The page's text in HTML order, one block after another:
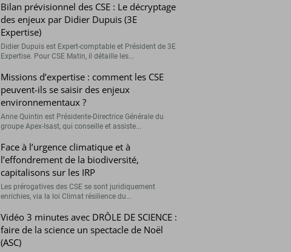
Bilan prévisionnel des CSE : Le décryptage
des enjeux par Didier Dupuis (3E
Expertise)
Didier Dupuis est Expert-comptable et Président de 3E
Expertise. Pour CSE Matin, il détaille les...
Missions d’expertise : comment les CSE
peuvent-ils se saisir des enjeux
environnementaux ?
Anne Quintin est Présidente-Directrice Générale du
groupe Apex-Isast, qui conseille et assiste...
Face à l’urgence climatique et à
l’effondrement de la biodiversité,
capitalisons sur les IRP
Les prérogatives des CSE se sont juridiquement
enrichies, via la loi Climat résilience du...
Vidéo 3 minutes avec DRÔLE DE SCIENCE :
faire de la science un spectacle de Noël
(ASC)